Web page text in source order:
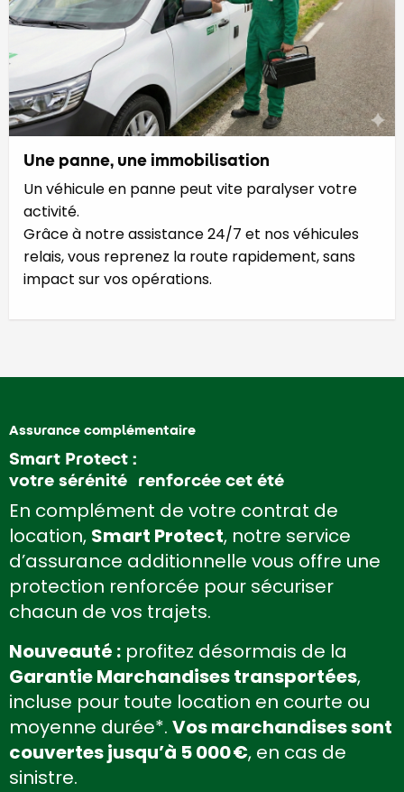
Une panne, une immobilisation
Un véhicule en panne peut vite paralyser votre
activité.
Grâce à notre assistance 24/7 et nos véhicules
relais, vous reprenez la route rapidement, sans
impact sur vos opérations.
Assurance complémentaire
Smart Protect :
votre sérénité renforcée cet été
En complément de votre contrat de
location, Smart Protect, notre service
d’assurance additionnelle vous offre une
protection renforcée pour sécuriser
chacun de vos trajets.
Nouveauté : profitez désormais de la
Garantie Marchandises transportées,
incluse pour toute location en courte ou
moyenne durée*. Vos marchandises sont
couvertes jusqu’à 5 000 €, en cas de
sinistre.